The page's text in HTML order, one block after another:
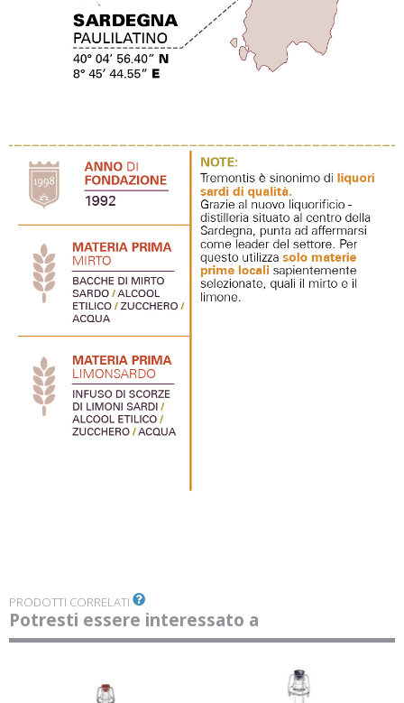
PRODOTTI CORRELATI
Potresti essere interessato a